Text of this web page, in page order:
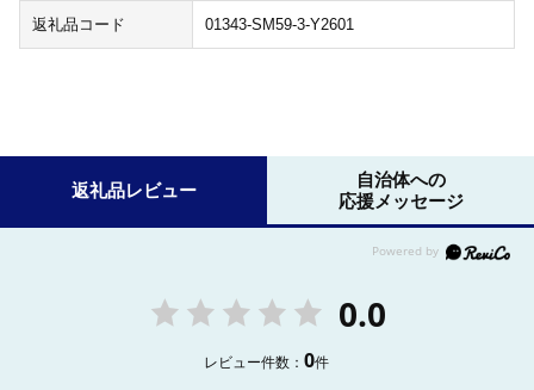
返礼品コード 01343-SM59-3-Y2601
返礼品レビュー
自治体への
応援メッセージ
0.0
レビュー件数：0件